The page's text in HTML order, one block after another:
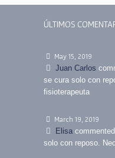
ÚLTIMOS
May 15, 2019
Juan Carlos
se cura solo con
fisioterapeuta
March 19, 2019
Elisa
solo con reposo.